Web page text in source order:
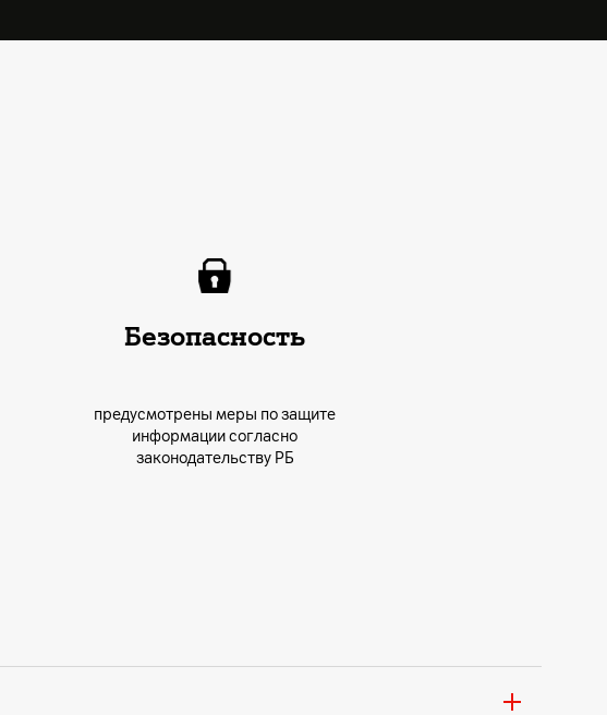
Безопасность
предусмотрены меры по защите
информации согласно
законодательству РБ